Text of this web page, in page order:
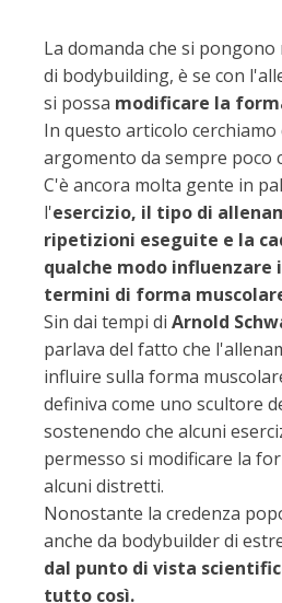
La domanda che si
di bodybuilding, è se con
si possa modificare la
In questo articolo cerchiamo
argomento da sempre poco
C'è ancora molta gente in
l'esercizio, il tipo di
ripetizioni eseguite e la
qualche modo
termini di forma
Sin dai tempi di Arnold
parlava del fatto che
influire sulla forma
definiva come uno scultore
sostenendo che alcuni
permesso si modificare la
alcuni distretti.
Nonostante la credenza
anche da bodybuilder di
dal punto di vista
tutto così.